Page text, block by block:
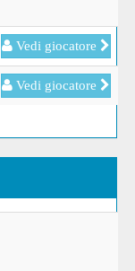
Vedi giocatore
Vedi giocatore